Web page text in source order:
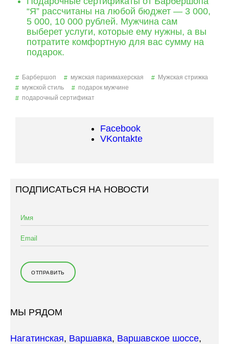
“Я” рассчитаны на любой бюджет — 3 000,
5 000, 10 000 рублей. Мужчина сам
выберет услуги, которые ему нужны, а вы
потратите комфортную для вас сумму на
подарок.
Барбершоп мужская парикмахерская
Мужская стрижка
мужской стиль
подарок мужчине
подарочный сертификат
Facebook
VKontakte
ПОДПИСАТЬСЯ НА НОВОСТИ
МЫ РЯДОМ
Нагатинская, Варшавка, Варшавское шоссе,